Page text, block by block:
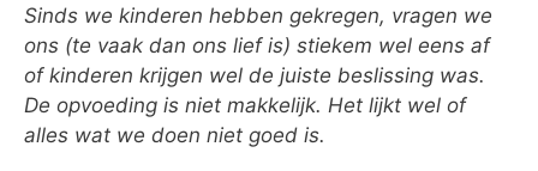
Sinds we kinderen hebben gekregen, vragen we
ons (te vaak dan ons lief is) stiekem wel eens af
of kinderen krijgen wel de juiste beslissing was.
De opvoeding is niet makkelijk. Het lijkt wel of
alles wat we doen niet goed is.